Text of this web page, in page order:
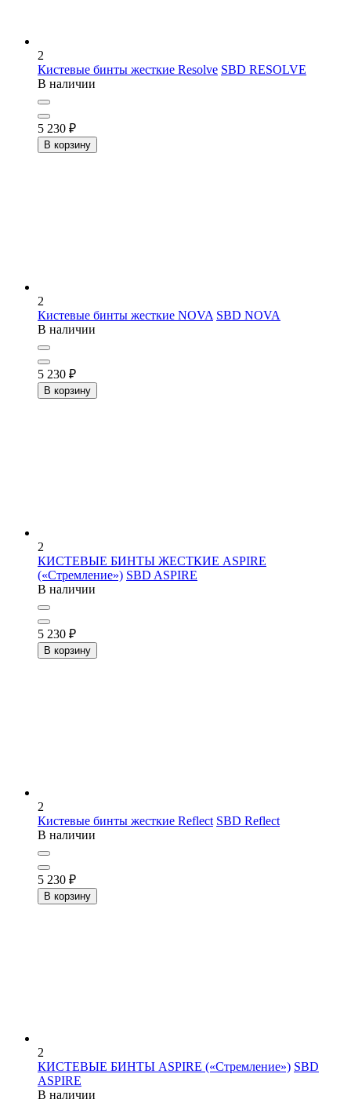
2
Кистевые бинты жесткие Resolve SBD RESOLVE
В наличии
5 230 ₽
В корзину
2
Кистевые бинты жесткие NOVA SBD NOVA
В наличии
5 230 ₽
В корзину
2
КИСТЕВЫЕ БИНТЫ ЖЕСТКИЕ ASPIRE
(«Стремление») SBD ASPIRE
В наличии
5 230 ₽
В корзину
2
Кистевые бинты жесткие Reflect SBD Reflect
В наличии
5 230 ₽
В корзину
2
КИСТЕВЫЕ БИНТЫ ASPIRE («Стремление») SBD
ASPIRE
В наличии